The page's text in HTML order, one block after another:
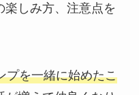
楽しみ方、注意点を
プを一緒に始めたこ